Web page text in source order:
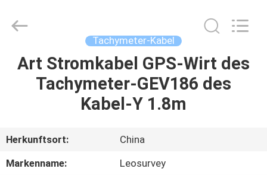
HAUS
PRODUKTE
ÜBER
UNS
Co.,Ltd.
Tachymeter-Kabel
Art Stromkabel GPS-Wirt des
Tachymeter-GEV186 des
Kabel-Y 1.8m
Herkunftsort:
China
Markenname:
Leosurvey